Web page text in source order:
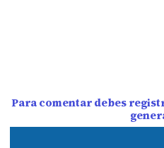
Para comentar debes